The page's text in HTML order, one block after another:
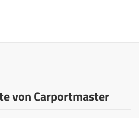
von Carportmaster